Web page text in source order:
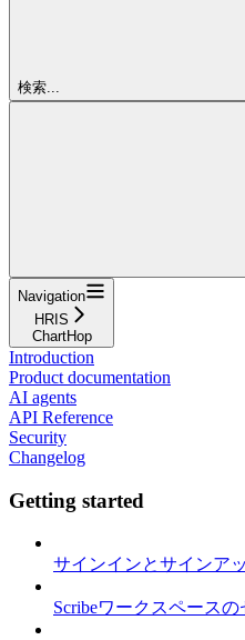
検索...
Navigation
HRIS
ChartHop
Introduction
Product documentation
AI agents
API Reference
Security
Changelog
Getting started
サインインとサインア
Scribeワークスペース